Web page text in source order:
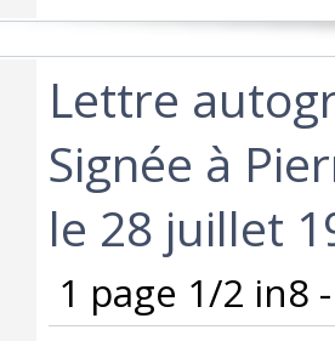
‎Lettre
Signée à
le 28 juillet
1 page 1/2 in8